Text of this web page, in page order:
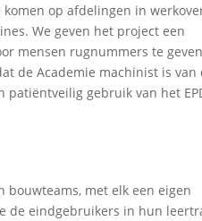
op afdelingen in
We geven het project een
mensen rugnummers te
de Academie machinist is van
gebruik van het
bouwteams, met elk een eigen
de eindgebruikers in hun